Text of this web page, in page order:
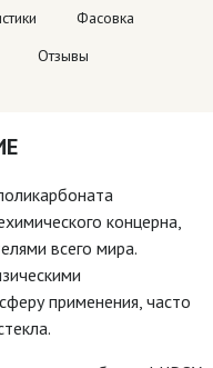
Фасовка
Отзывы
концерна,
всего мира.
применения, часто